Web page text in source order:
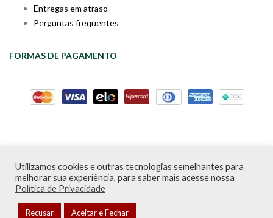
Entregas em atraso
Perguntas frequentes
FORMAS DE PAGAMENTO
Livraria da Cartola © Desde 2020 | CNPJ: 31.298.135/0001-09 |
Desenvolvido porPDA Digital
Utilizamos cookies e outras tecnologias semelhantes para
melhorar sua experiência, para saber mais acesse nossa
Política de Privacidade
Recusar Aceitar e Fechar